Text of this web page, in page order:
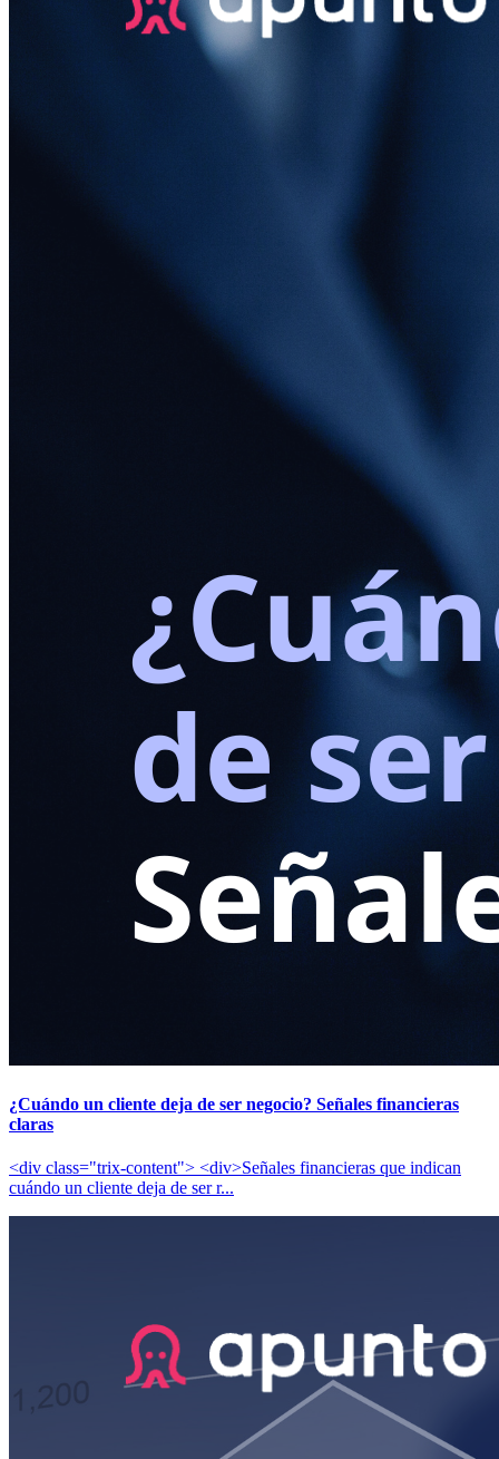
¿Cuándo un cliente deja de ser negocio? Señales financieras
claras
<div class="trix-content"> <div>Señales financieras que indican
cuándo un cliente deja de ser r...